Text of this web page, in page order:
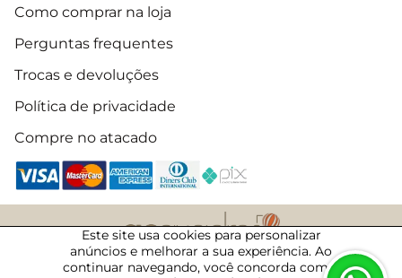
Como comprar na loja
Perguntas frequentes
Trocas e devoluções
Política de privacidade
Compre no atacado
2018 - 2026 © Todos os direitos reservados
06/08/2026 · 14:02 · 50003117
Este site usa cookies para personalizar
anúncios e melhorar a sua experiência. Ao
continuar navegando, você concorda com a